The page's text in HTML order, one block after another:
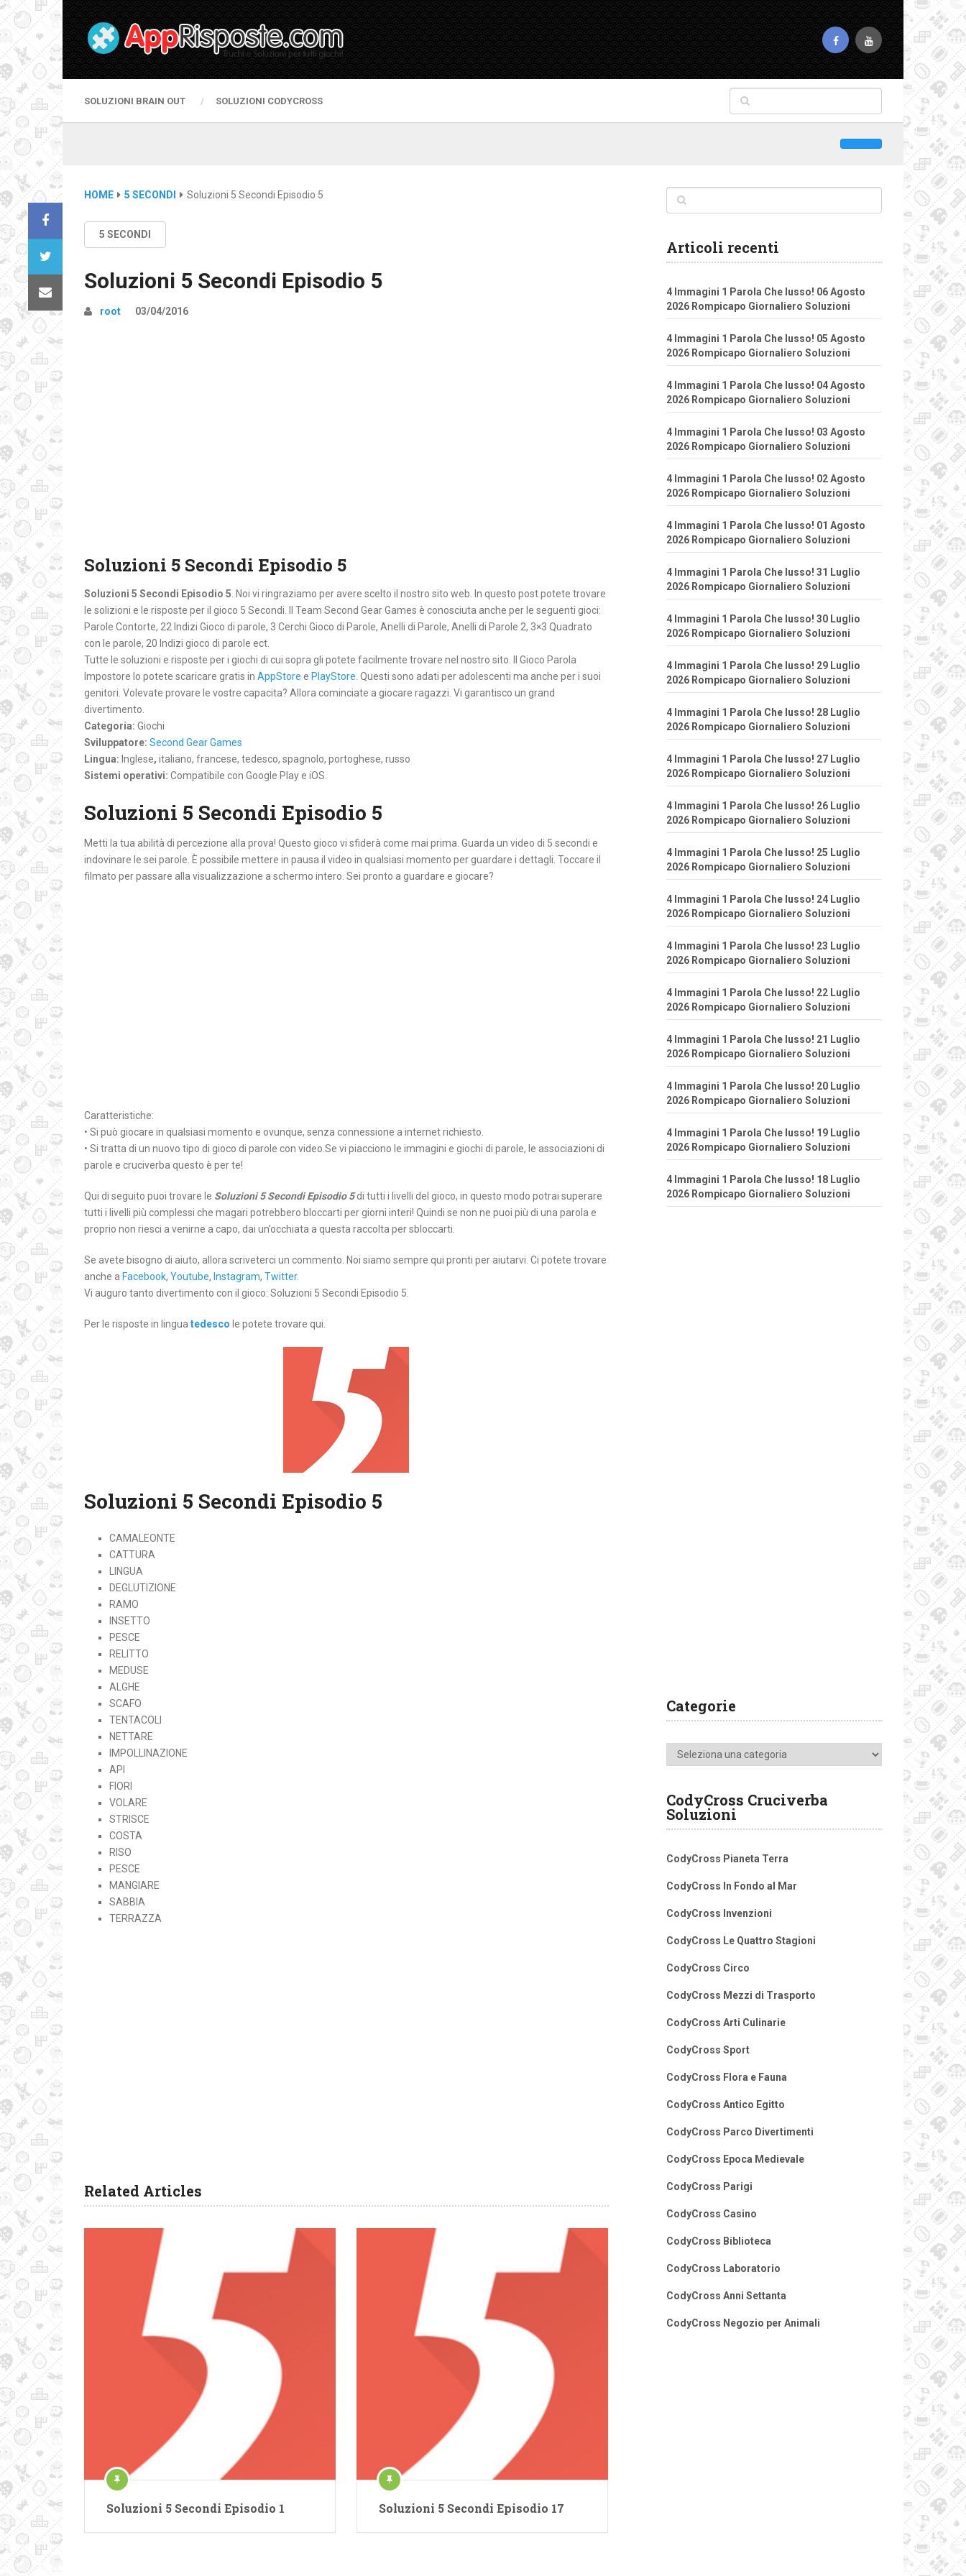
SOLUZIONI BRAIN OUT SOLUZIONI CODYCROSS
HOME 5 SECONDI Soluzioni 5 Secondi Episodio 5
5 SECONDI
Soluzioni 5 Secondi Episodio 5
root 03/04/2016
Soluzioni 5 Secondi Episodio 5
Soluzioni 5 Secondi Episodio 5 . Noi vi ringraziamo per avere scelto il nostro sito web. In questo post potete trovare
le solizioni e le risposte per il gioco 5 Secondi. Il Team Second Gear Games è conosciuta anche per le seguenti gioci:
Parole Contorte, 22 Indizi Gioco di parole, 3 Cerchi Gioco di Parole, Anelli di Parole, Anelli di Parole 2, 3×3 Quadrato
con le parole, 20 Indizi gioco di parole ect.
Tutte le soluzioni e risposte per i giochi di cui sopra gli potete facilmente trovare nel nostro sito. Il Gioco Parola
Impostore lo potete scaricare gratis in AppStore e PlayStore . Questi sono adati per adolescenti ma anche per i suoi
genitori. Volevate provare le vostre capacita? Allora cominciate a giocare ragazzi. Vi garantisco un grand
divertimento.
Categoria: Giochi
Sviluppatore: Second Gear Games
Lingua: Inglese, italiano, francese, tedesco, spagnolo, portoghese, russo
Sistemi operativi: Compatibile con Google Play e iOS.
Soluzioni 5 Secondi Episodio 5
Metti la tua abilità di percezione alla prova! Questo gioco vi sfiderà come mai prima. Guarda un video di 5 secondi e
indovinare le sei parole. È possibile mettere in pausa il video in qualsiasi momento per guardare i dettagli. Toccare il
filmato per passare alla visualizzazione a schermo intero. Sei pronto a guardare e giocare?
Caratteristiche:
• Si può giocare in qualsiasi momento e ovunque, senza connessione a internet richiesto.
• Si tratta di un nuovo tipo di gioco di parole con video.Se vi piacciono le immagini e giochi di parole, le associazioni di
parole e cruciverba questo è per te!
Qui di seguito puoi trovare le Soluzioni 5 Secondi Episodio 5di tutti i livelli del gioco, in questo modo potrai superare
tutti i livelli più complessi che magari potrebbero bloccarti per giorni interi! Quindi se non ne puoi più di una parola e
proprio non riesci a venirne a capo, dai un’occhiata a questa raccolta per sbloccarti.
Se avete bisogno di aiuto, allora scriveterci un commento. Noi siamo sempre qui pronti per aiutarvi. Ci potete trovare
anche a Facebook, Youtube, Instagram, Twitter.
Vi auguro tanto divertimento con il gioco: Soluzioni 5 Secondi Episodio 5.
Per le risposte in lingua tedesco le potete trovare qui.
Soluzioni 5 Secondi Episodio 5
CAMALEONTE
CATTURA
LINGUA
DEGLUTIZIONE
RAMO
INSETTO
PESCE
RELITTO
MEDUSE
ALGHE
SCAFO
TENTACOLI
NETTARE
IMPOLLINAZIONE
API
FIORI
VOLARE
STRISCE
COSTA
RISO
PESCE
MANGIARE
SABBIA
TERRAZZA
Related Articles
Soluzioni 5 Secondi Episodio 1 Soluzioni 5 Secondi Episodio 17
Articoli recenti
4 Immagini 1 Parola Che lusso! 06 Agosto
2026 Rompicapo Giornaliero Soluzioni
4 Immagini 1 Parola Che lusso! 05 Agosto
2026 Rompicapo Giornaliero Soluzioni
4 Immagini 1 Parola Che lusso! 04 Agosto
2026 Rompicapo Giornaliero Soluzioni
4 Immagini 1 Parola Che lusso! 03 Agosto
2026 Rompicapo Giornaliero Soluzioni
4 Immagini 1 Parola Che lusso! 02 Agosto
2026 Rompicapo Giornaliero Soluzioni
4 Immagini 1 Parola Che lusso! 01 Agosto
2026 Rompicapo Giornaliero Soluzioni
4 Immagini 1 Parola Che lusso! 31 Luglio
2026 Rompicapo Giornaliero Soluzioni
4 Immagini 1 Parola Che lusso! 30 Luglio
2026 Rompicapo Giornaliero Soluzioni
4 Immagini 1 Parola Che lusso! 29 Luglio
2026 Rompicapo Giornaliero Soluzioni
4 Immagini 1 Parola Che lusso! 28 Luglio
2026 Rompicapo Giornaliero Soluzioni
4 Immagini 1 Parola Che lusso! 27 Luglio
2026 Rompicapo Giornaliero Soluzioni
4 Immagini 1 Parola Che lusso! 26 Luglio
2026 Rompicapo Giornaliero Soluzioni
4 Immagini 1 Parola Che lusso! 25 Luglio
2026 Rompicapo Giornaliero Soluzioni
4 Immagini 1 Parola Che lusso! 24 Luglio
2026 Rompicapo Giornaliero Soluzioni
4 Immagini 1 Parola Che lusso! 23 Luglio
2026 Rompicapo Giornaliero Soluzioni
4 Immagini 1 Parola Che lusso! 22 Luglio
2026 Rompicapo Giornaliero Soluzioni
4 Immagini 1 Parola Che lusso! 21 Luglio
2026 Rompicapo Giornaliero Soluzioni
4 Immagini 1 Parola Che lusso! 20 Luglio
2026 Rompicapo Giornaliero Soluzioni
4 Immagini 1 Parola Che lusso! 19 Luglio
2026 Rompicapo Giornaliero Soluzioni
4 Immagini 1 Parola Che lusso! 18 Luglio
2026 Rompicapo Giornaliero Soluzioni
Categorie
Categorie
CodyCross Cruciverba
Soluzioni
CodyCross Pianeta Terra
CodyCross In Fondo al Mar
CodyCross Invenzioni
CodyCross Le Quattro Stagioni
CodyCross Circo
CodyCross Mezzi di Trasporto
CodyCross Arti Culinarie
CodyCross Sport
CodyCross Flora e Fauna
CodyCross Antico Egitto
CodyCross Parco Divertimenti
CodyCross Epoca Medievale
CodyCross Parigi
CodyCross Casino
CodyCross Biblioteca
CodyCross Laboratorio
CodyCross Anni Settanta
CodyCross Negozio per Animali